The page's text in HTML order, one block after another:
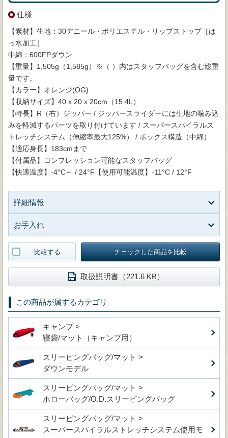
仕様
【素材】生地：30デニール・ポリエステル・リップストップ［は
っ水加工］
中綿：600FPダウン
【重量】1,505g（1,585g）※（ ）内はスタッフバッグを含む総重
量です。
【カラー】オレンジ(OG)
【収納サイズ】40 x 20 x 20cm（15.4L）
【特長】R（右）ジッパー / ジッパースライダーには生地の噛み込
みを軽減するパーツを取り付けています / スーパースパイラルス
トレッチシステム（伸縮率最大125%） / ボックス構造（中綿）
【適応身長】183cmまで
【付属品】コンプレッション可能なスタッフバッグ
【快適温度】-4°C～ / 24°F【使用可能温度】-11°C / 12°F
詳細情報
お手入れ
比較する チェックした商品を比較
取扱説明書（221.6 KB）
この商品が属するカテゴリ
キャンプ >
寝袋/マット（キャンプ用）
スリーピングバッグ/マット >
ダウンモデル
スリーピングバッグ/マット >
ホローバッグ/O.D.スリーピングバッグ
スリーピングバッグ/マット >
スーパースパイラルストレッチシステム使用モ